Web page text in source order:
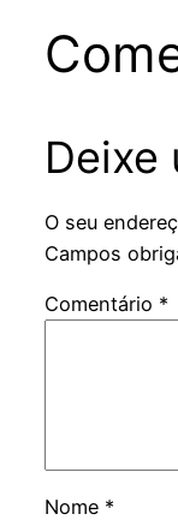
Deixe
O seu
Campos
Comentário *
Nome *